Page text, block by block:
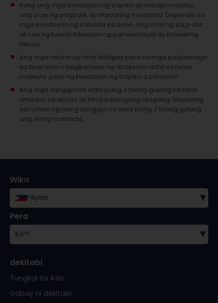
Kung ang mga kondisyon ng trapiko ay medyo masikip,
ang oras ng pagbalik ay maaaring maantala. Depende sa
mga kondisyon ng kalsada sa araw, ang oras ng pag-alis
at ruta ng bawat lokasyon ng pamamasyal ay maaaring
iakma.
Ang mga refund ay hindi ibibigay para sa mga pagbabago
sa itineraryo o pagkansela ng atraksyon dahil sa force
majeure gaya ng kundisyon ng trapiko o panahon.
Ang mga sanggol na wala pang 3 taong gulang na hindi
umuupo sa upuan ay hindi kailangang idagdag. Maaaring
samahan ng isang sanggol na wala pang 3 taong gulang
ang isang matanda.
Wika
Filipino ▾
Pera
¥JPY ▾
dekitabi
Tungkol Sa Atin
Gabay ni dekitabi